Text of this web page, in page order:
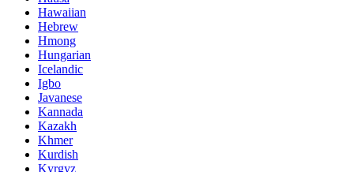
Hawaiian
Hebrew
Hmong
Hungarian
Icelandic
Igbo
Javanese
Kannada
Kazakh
Khmer
Kurdish
Kyrgyz